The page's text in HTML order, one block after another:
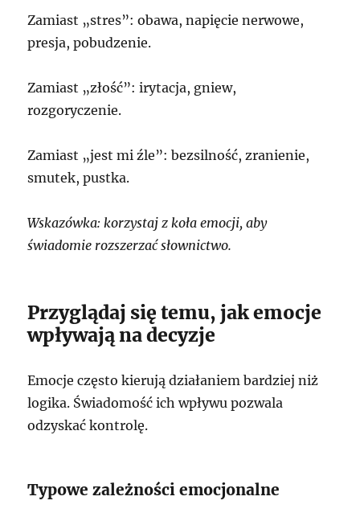
Zamiast „stres”: obawa, napięcie nerwowe,
presja, pobudzenie.
Zamiast „złość”: irytacja, gniew,
rozgoryczenie.
Zamiast „jest mi źle”: bezsilność, zranienie,
smutek, pustka.
Wskazówka: korzystaj z koła emocji, aby
świadomie rozszerzać słownictwo.
Przyglądaj się temu, jak emocje
wpływają na decyzje
Emocje często kierują działaniem bardziej niż
logika. Świadomość ich wpływu pozwala
odzyskać kontrolę.
Typowe zależności emocjonalne